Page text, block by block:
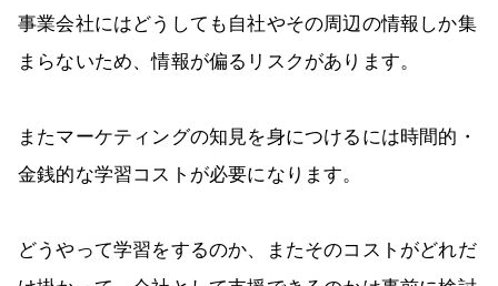
事業会社にはどうしても自社やその周辺の情報しか集
まらないため、情報が偏るリスクがあります。
またマーケティングの知見を身につけるには時間的・
金銭的な学習コストが必要になります。
どうやって学習をするのか、またそのコストがどれだ